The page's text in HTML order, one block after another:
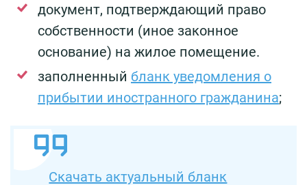
документ, подтверждающий право
собственности (иное законное
основание) на жилое помещение.
заполненный бланк уведомления о
прибытии иностранного гражданина;
Скачать актуальный бланк